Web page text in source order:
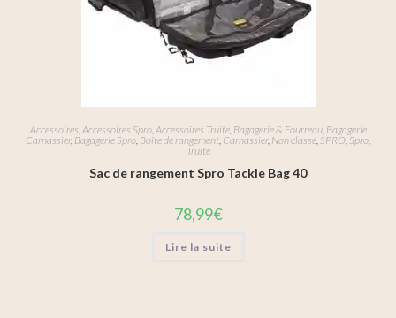
Accessoires Accessoires Spro, Accessoires Truite, Bagagerie & Fourreau, Bagagerie
Carnassier, Bagagerie Spro,Boîte de rangement Carnassier, Non classé SPRO,Spro
Truite
Sac de rangement Spro Tackle Bag 40
78,99€
Lire la suite